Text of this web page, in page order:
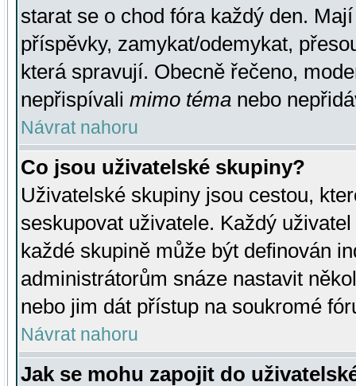
starat se o chod fóra každý den.
příspěvky, zamykat/odemykat,
která spravují. Obecně řečeno,
nepřispívali mimo téma nebo
Návrat nahoru
Co jsou uživatelské skupiny?
Uživatelské skupiny jsou cestou,
seskupovat uživatele. Každý
každé skupině může být definován
administrátorům snáze nastavit
nebo jim dát přístup na soukromé
Návrat nahoru
Jak se mohu zapojit do